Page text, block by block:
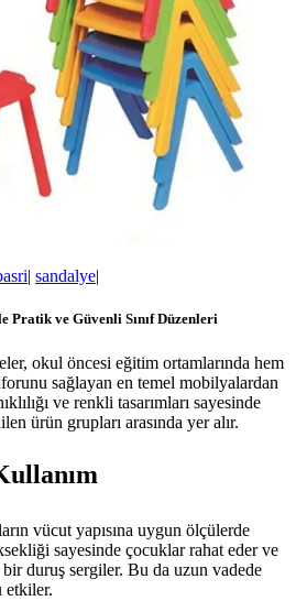
| sandalye|
Pratik ve Güvenli Sınıf Düzenleri
okul öncesi eğitim ortamlarında hem
sağlayan en temel mobilyalardan
ve renkli tasarımları sayesinde
ürün grupları arasında yer alır.
vücut yapısına uygun ölçülerde
sayesinde çocuklar rahat eder ve
bir duruş sergiler. Bu da uzun vadede
etkiler.